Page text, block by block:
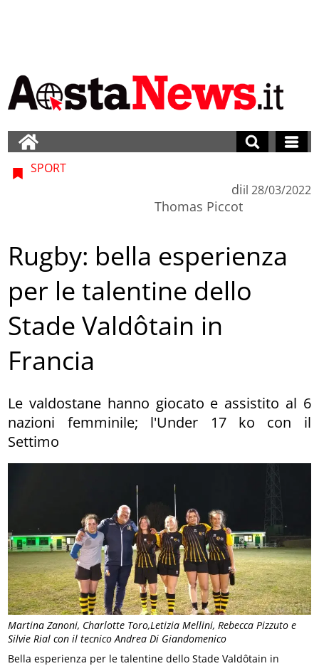
Martina Zanoni, Charlotte Toro,Letizia Mellini, Rebecca Pizzuto e
Silvie Rial con il tecnico Andrea Di Giandomenico
SPORT
di
Thomas Piccot
il 28/03/2022
Rugby: bella esperienza
per le talentine dello
Stade Valdôtain in
Francia
Le valdostane hanno giocato e assistito al 6
nazioni femminile; l'Under 17 ko con il
Settimo
Bella esperienza per le talentine dello Stade Valdôtain in